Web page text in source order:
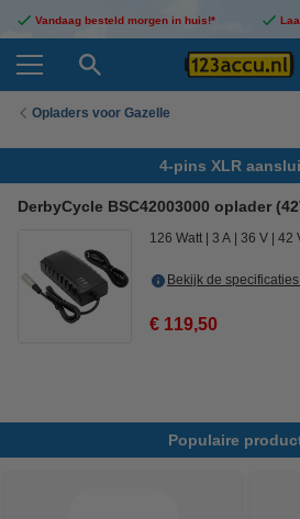
Vandaag besteld morgen in huis!*
Opladers voor Gazelle
4-pins XLR
DerbyCycle BSC42003000 oplader
126 Watt 3 A 36 V 42
Bekijk de
€ 119,50
Populaire